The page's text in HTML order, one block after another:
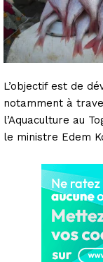
L’objectif est de
notamment à
l’Aquaculture au
le ministre Edem